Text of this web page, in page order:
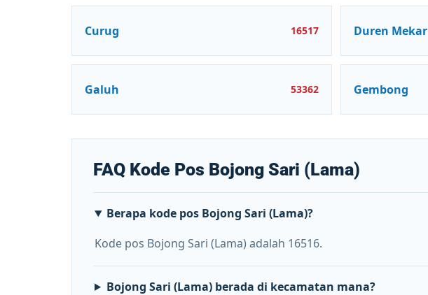
Curug 16517 Duren Mekar
Galuh 53362 Gembong
FAQ Kode Pos Bojong Sari (Lama)
Berapa kode pos Bojong Sari (Lama)?
Kode pos Bojong Sari (Lama) adalah 16516.
Bojong Sari (Lama) berada di kecamatan mana?